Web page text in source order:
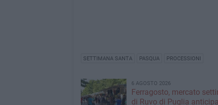
SETTIMANA SANTA PASQUA PROCESSIONI
6 AGOSTO 2026
Ferragosto, mercato
di Ruvo di Puglia